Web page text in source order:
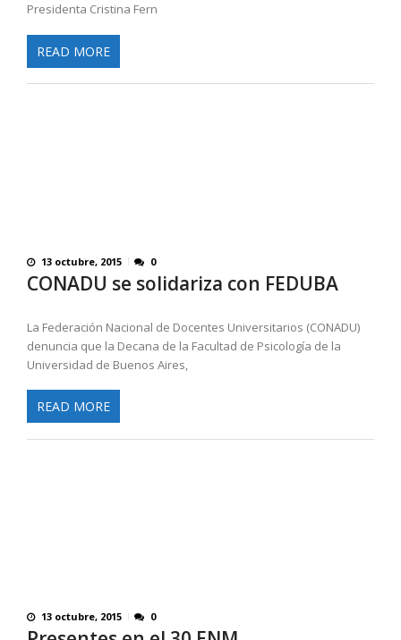
Presidenta Cristina Fern
READ MORE
13 octubre, 2015 0
CONADU se solidariza con FEDUBA
La Federación Nacional de Docentes Universitarios (CONADU)
denuncia que la Decana de la Facultad de Psicología de la
Universidad de Buenos Aires,
READ MORE
13 octubre, 2015 0